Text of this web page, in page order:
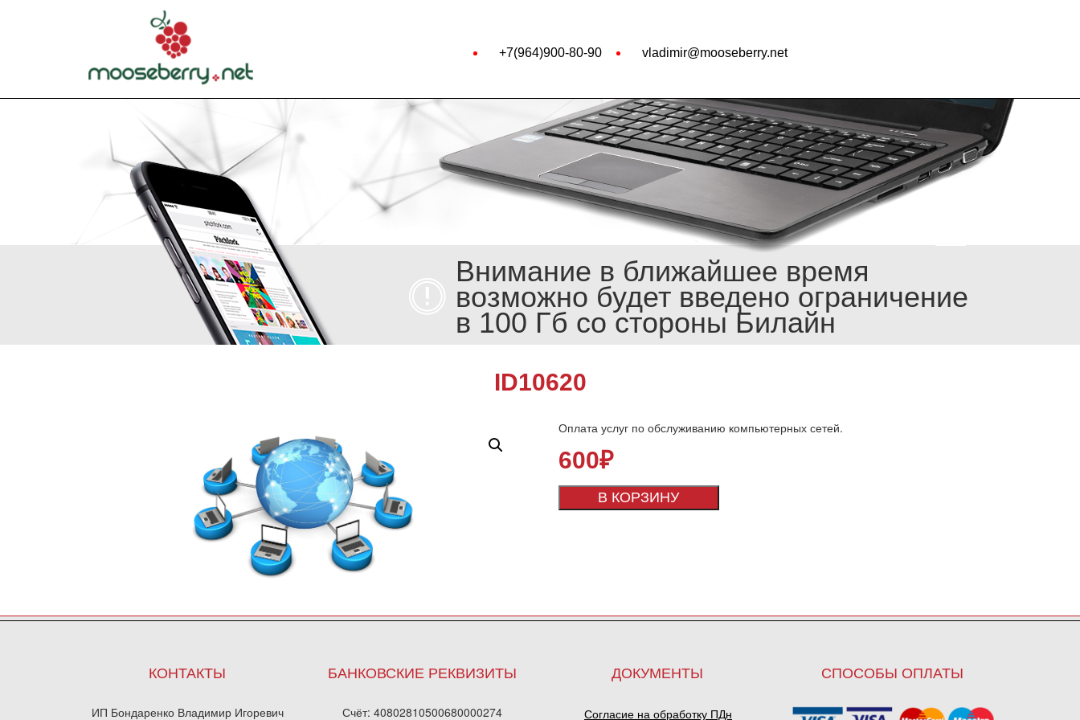
+7(964)900-80-90 vladimir@mooseberry.net
Внимание в ближайшее время
возможно будет введено ограничение
в 100 Гб со стороны Билайн
ID10620
Оплата услуг по обслуживанию компьютерных сетей.
600₽
В КОРЗИНУ
КОНТАКТЫ
ИП Бондаренко Владимир Игоревич
БАНКОВСКИЕ РЕКВИЗИТЫ
Счёт: 40802810500680000274
ДОКУМЕНТЫ
Согласие на обработку ПДн
СПОСОБЫ ОПЛАТЫ